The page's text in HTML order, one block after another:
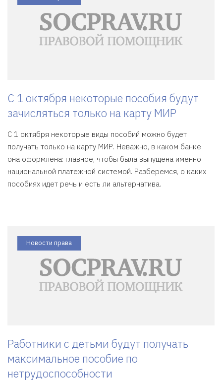
Юрист, автор-редактор сайта
(Семейное право, стаж 12 лет)
9.7 /10 Индекс удовлетворенности
Наталья Михайлова
Елена Плохута
Юрист, автор сайта
9.7 /10 Индекс удовлетворенности
С 1 октября некоторые пособия будут
зачисляться только на карту МИР
С 1 октября некоторые виды пособий можно будет
получать только на карту МИР. Неважно, в каком банке
она оформлена: главное, чтобы была выпущена именно
национальной платежной системой. Разберемся, о каких
пособиях идет речь и есть ли альтернатива.
Новости права
Работники с детьми будут получать
максимальное пособие по
нетрудоспособности